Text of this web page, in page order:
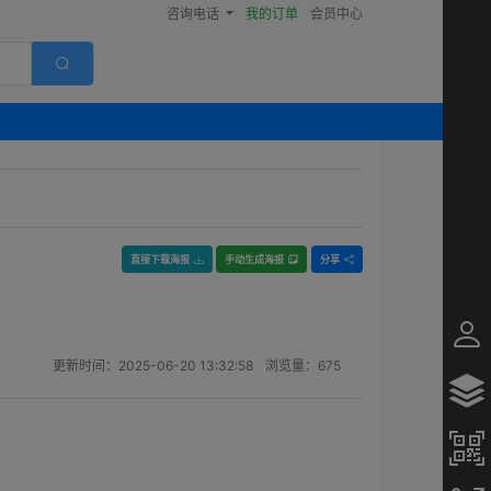
咨询电话 我的订单 会员中心
直接下载海报 手动生成海报 分享
更新时间： 2025-06-20 13:32:58 浏览量： 675